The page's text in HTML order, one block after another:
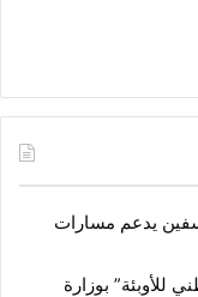
يدعم مسارات
للأوبئة” بوزارة